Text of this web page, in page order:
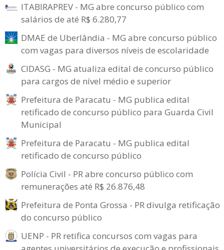
ITABIRAPREV - MG abre concurso público com
salários de até R$ 6.280,77
DMAE de Uberlândia - MG abre concurso público
com vagas para diversos níveis de escolaridade
CIDASG - MG atualiza edital de concurso público
para cargos de nível médio e superior
Prefeitura de Paracatu - MG publica edital
retificado de concurso público para Guarda Civil
Municipal
Prefeitura de Paracatu - MG publica edital
retificado de concurso público
Polícia Civil - PR abre concurso público com
remunerações até R$ 26.876,48
Prefeitura de Ponta Grossa - PR divulga retificação
do concurso público
UENP - PR retifica concursos com vagas para